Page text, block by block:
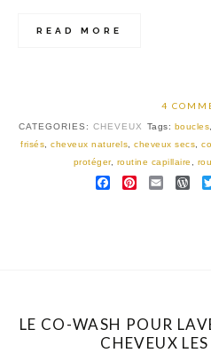
READ MORE
4
CATEGORIES: CHEVEUX Tags: boucles
frisés
cheveux naturels cheveux secs
protéger, routine capillaire
FACEBOOKEMAIL
LE CO-WASH POUR
CHEVEUX